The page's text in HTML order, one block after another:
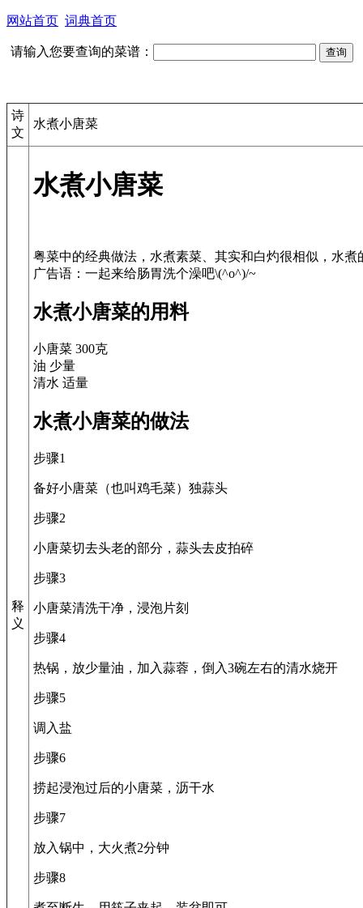
网站首页 词典首页
请输入您要查询的菜谱：
诗
文
水煮小唐菜
释
义
水煮小唐菜
粤菜中的经典做法，水煮素菜、其实和白灼很相似，水
水煮小唐菜的用料
小唐菜 300克
油 少量
清水 适量
水煮小唐菜的做法
步骤1
备好小唐菜（也叫鸡毛菜）独蒜头
步骤2
小唐菜切去头老的部分，蒜头去皮拍碎
步骤3
小唐菜清洗干净，浸泡片刻
步骤4
热锅，放少量油，加入蒜蓉，倒入3碗左右的清水烧开
步骤5
调入盐
步骤6
捞起浸泡过后的小唐菜，沥干水
步骤7
放入锅中，大火煮2分钟
步骤8